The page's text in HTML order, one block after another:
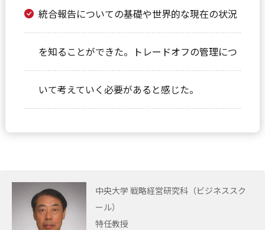
統合報告についての基礎や世界的な現在の状況
を知ることができた。トレードオフの管理につ
いて考えていく必要があると感じた。
中央大学 戦略経営研究科（ビジネススク
ール）
特任教授